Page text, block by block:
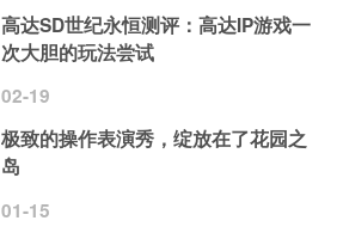
高达SD世纪永恒测评：高达IP游戏一
次大胆的玩法尝试
02-19
极致的操作表演秀，绽放在了花园之
岛
01-15